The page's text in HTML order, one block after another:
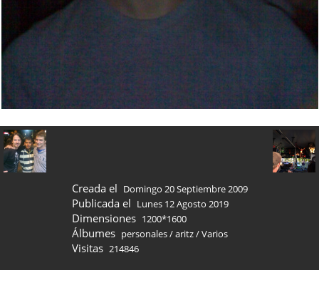
Creada el Domingo 20 Septiembre 2009
Publicada el Lunes 12 Agosto 2019
Dimensiones 1200*1600
Álbumes personales/aritz/Varios
Visitas 214846